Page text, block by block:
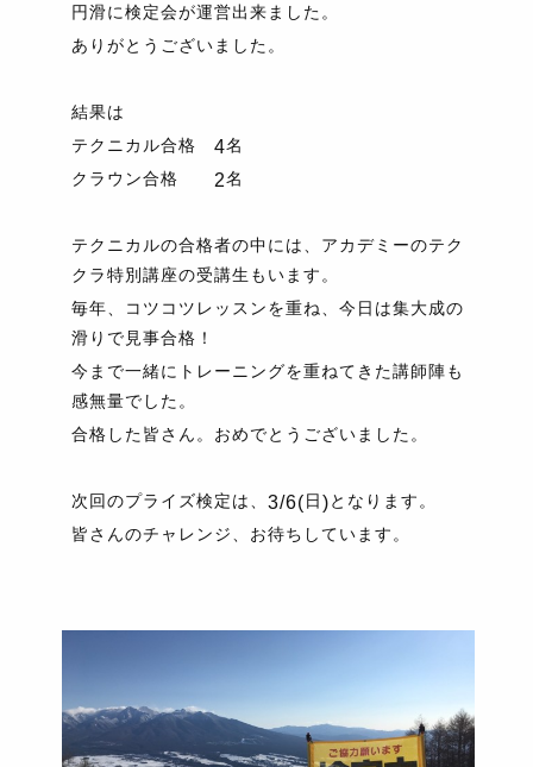
円滑に検定会が運営出来ました。
ありがとうございました。
結果は
テクニカル合格4名
クラウン合格 2名
テクニカルの合格者の中には、アカデミーのテク
クラ特別講座の受講生もいます。
毎年、コツコツレッスンを重ね、今日は集大成の
滑りで見事合格！
今まで一緒にトレーニングを重ねてきた講師陣も
感無量でした。
合格した皆さん。おめでとうございました。
次回のプライズ検定は、 3/6(日)となります。
皆さんのチャレンジ、お待ちしています。